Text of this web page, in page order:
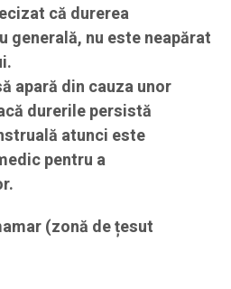
că durerea
generală, nu este neapărat
apară din cauza unor
durerile persistă
atunci este
pentru a
(zonă de țesut